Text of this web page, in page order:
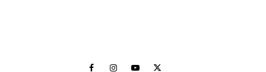
FacebookInstagramYoutubeTwitter